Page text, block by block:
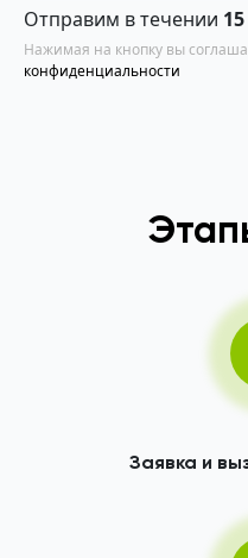
Отправим в течении
Нажимая на кнопку вы
конфиденциальности
Заявка и